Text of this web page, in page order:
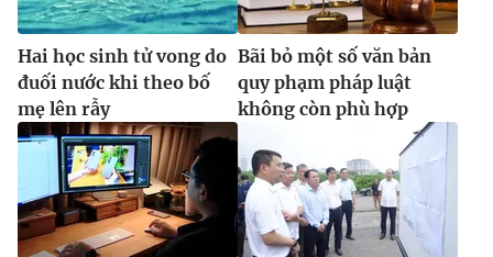
Hai học sinh tử vong do
đuối nước khi theo bố
mẹ lên rẫy
Bãi bỏ một số văn bản
quy phạm pháp luật
không còn phù hợp